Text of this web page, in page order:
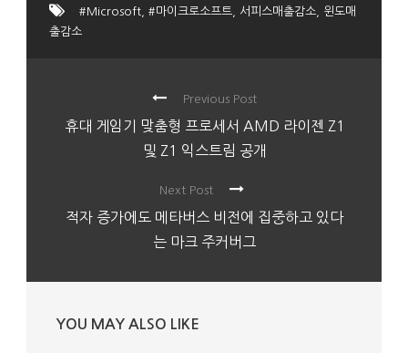
#Microsoft #마이크로소프트 서피스매출감소
윈도매
출감소
Previous Post
휴대 게임기 맞춤형 프로세서 AMD 라이젠 Z1
및 Z1 익스트림 공개
Next Post
적자 증가에도 메타버스 비전에 집중하고 있다
는 마크 주커버그
YOU MAY ALSO LIKE